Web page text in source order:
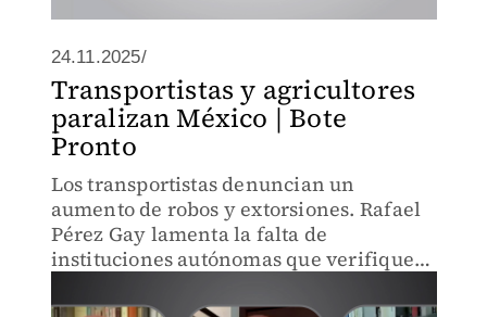
24.11.2025/
Transportistas y agricultores
paralizan México | Bote
Pronto
Los transportistas denuncian un
aumento de robos y extorsiones. Rafael
Pérez Gay lamenta la falta de
instituciones autónomas que verifiquen